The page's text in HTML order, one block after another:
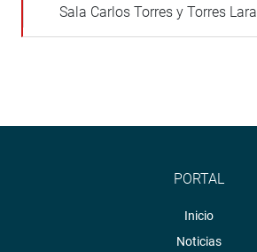
Sala Carlos Torres y Torres Lara
PORTAL
Inicio
Noticias